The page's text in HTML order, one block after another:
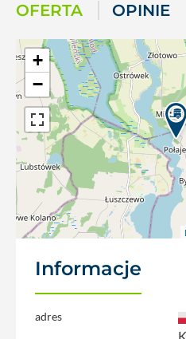
OFERTA OPINIE
+
−
Informacje
adres